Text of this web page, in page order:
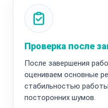
Проверка после
После завершения
оцениваем основные
стабильностью
посторонних шумов.